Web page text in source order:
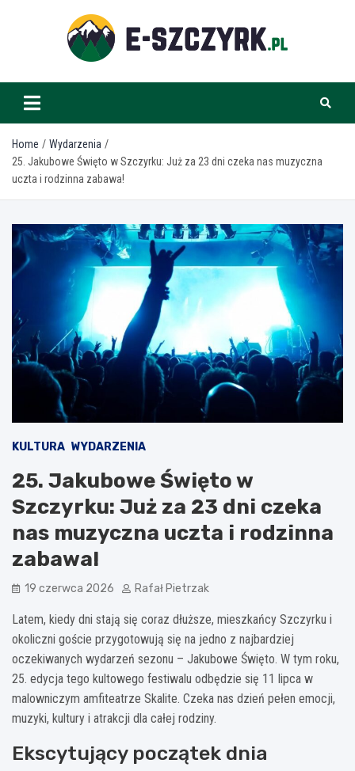
e-szczyrk.pl
Home
Wydarzenia
25. Jakubowe Święto w Szczyrku: Już za 23 dni czeka nas muzyczna
uczta i rodzinna zabawa!
KULTURA WYDARZENIA
25. Jakubowe Święto w
Szczyrku: Już za 23 dni czeka
nas muzyczna uczta i rodzinna
zabawa!
19 czerwca 2026 Rafał Pietrzak
Latem, kiedy dni stają się coraz dłuższe, mieszkańcy Szczyrku i
okoliczni goście przygotowują się na jedno z najbardziej
oczekiwanych wydarzeń sezonu – Jakubowe Święto. W tym roku,
25. edycja tego kultowego festiwalu odbędzie się 11 lipca w
malowniczym amfiteatrze Skalite. Czeka nas dzień pełen emocji,
muzyki, kultury i atrakcji dla całej rodziny.
Ekscytujący początek dnia